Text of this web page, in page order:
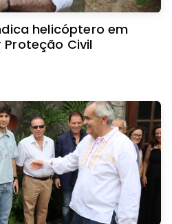
helicóptero em
Civil